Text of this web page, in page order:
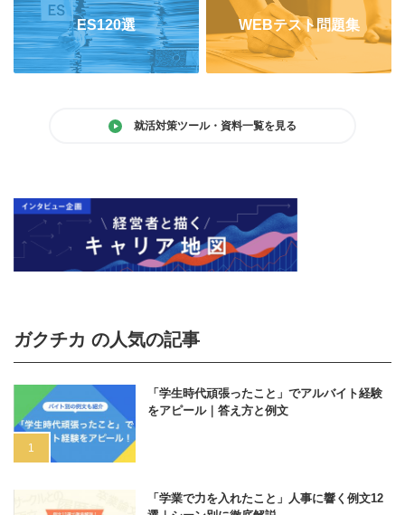
ES120選 WEBテスト問題集
就活対策ツール・資料一覧を見る
ガクチカ の人気の記事
「学生時代頑張ったこと」でアルバイト経験
をアピール｜答え方と例文
「学業で力を入れたこと」人事に響く例文12